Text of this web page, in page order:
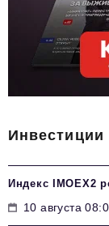
Инвестиции
Индекс IMOEX2
10 августа